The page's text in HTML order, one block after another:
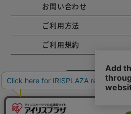
お問い合わせ
ご利用方法
ご利用規約
コーポレートサ